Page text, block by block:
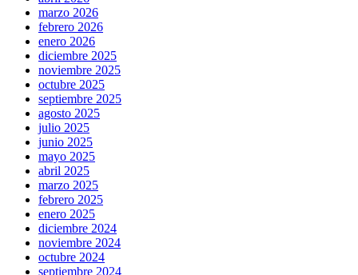
marzo 2026
febrero 2026
enero 2026
diciembre 2025
noviembre 2025
octubre 2025
septiembre 2025
agosto 2025
julio 2025
junio 2025
mayo 2025
abril 2025
marzo 2025
febrero 2025
enero 2025
diciembre 2024
noviembre 2024
octubre 2024
septiembre 2024